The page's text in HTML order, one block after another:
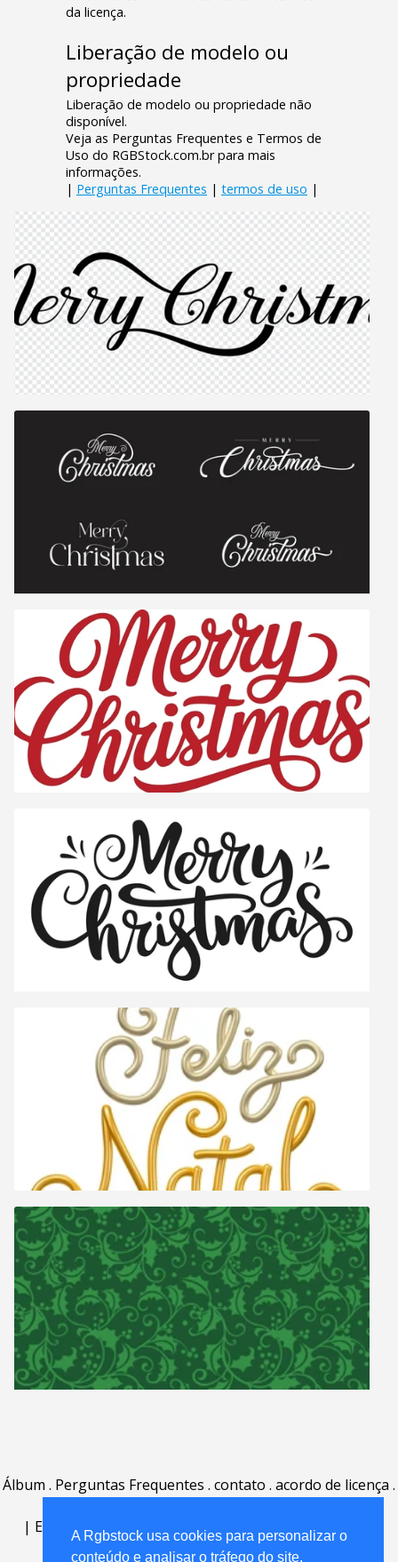
A Rgbstock usa cookies para personalizar o
conteúdo e analisar o tráfego do site.
da licença.
Liberação de modelo ou
propriedade
Liberação de modelo ou propriedade não
disponível.
Veja as Perguntas Frequentes e Termos de
Uso do RGBStock.com.br para mais
informações.
| Perguntas Frequentes | termos de uso |
Álbum . Perguntas Frequentes . contato . acordo de licença .
| English | Deutsch Español Português
Nederlands|